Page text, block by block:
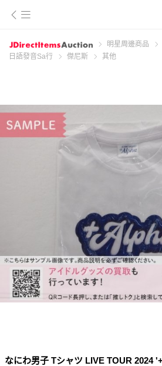
明星周邊商品
日語發音Sa行
傑尼斯 其他
なにわ男子 Tシャツ LIVE TOUR 2024